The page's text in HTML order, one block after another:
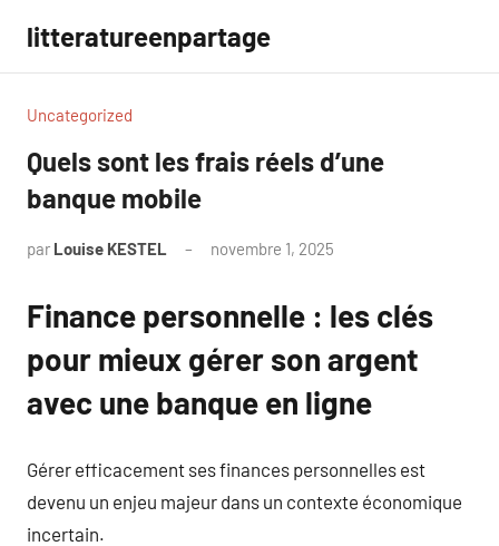
contenu
litteratureenpartage
Uncategorized
Quels sont les frais réels d’une
banque mobile
par Louise KESTEL novembre 1, 2025
Finance personnelle : les clés
pour mieux gérer son argent
avec une banque en ligne
Gérer efficacement ses finances personnelles est
devenu un enjeu majeur dans un contexte économique
incertain.